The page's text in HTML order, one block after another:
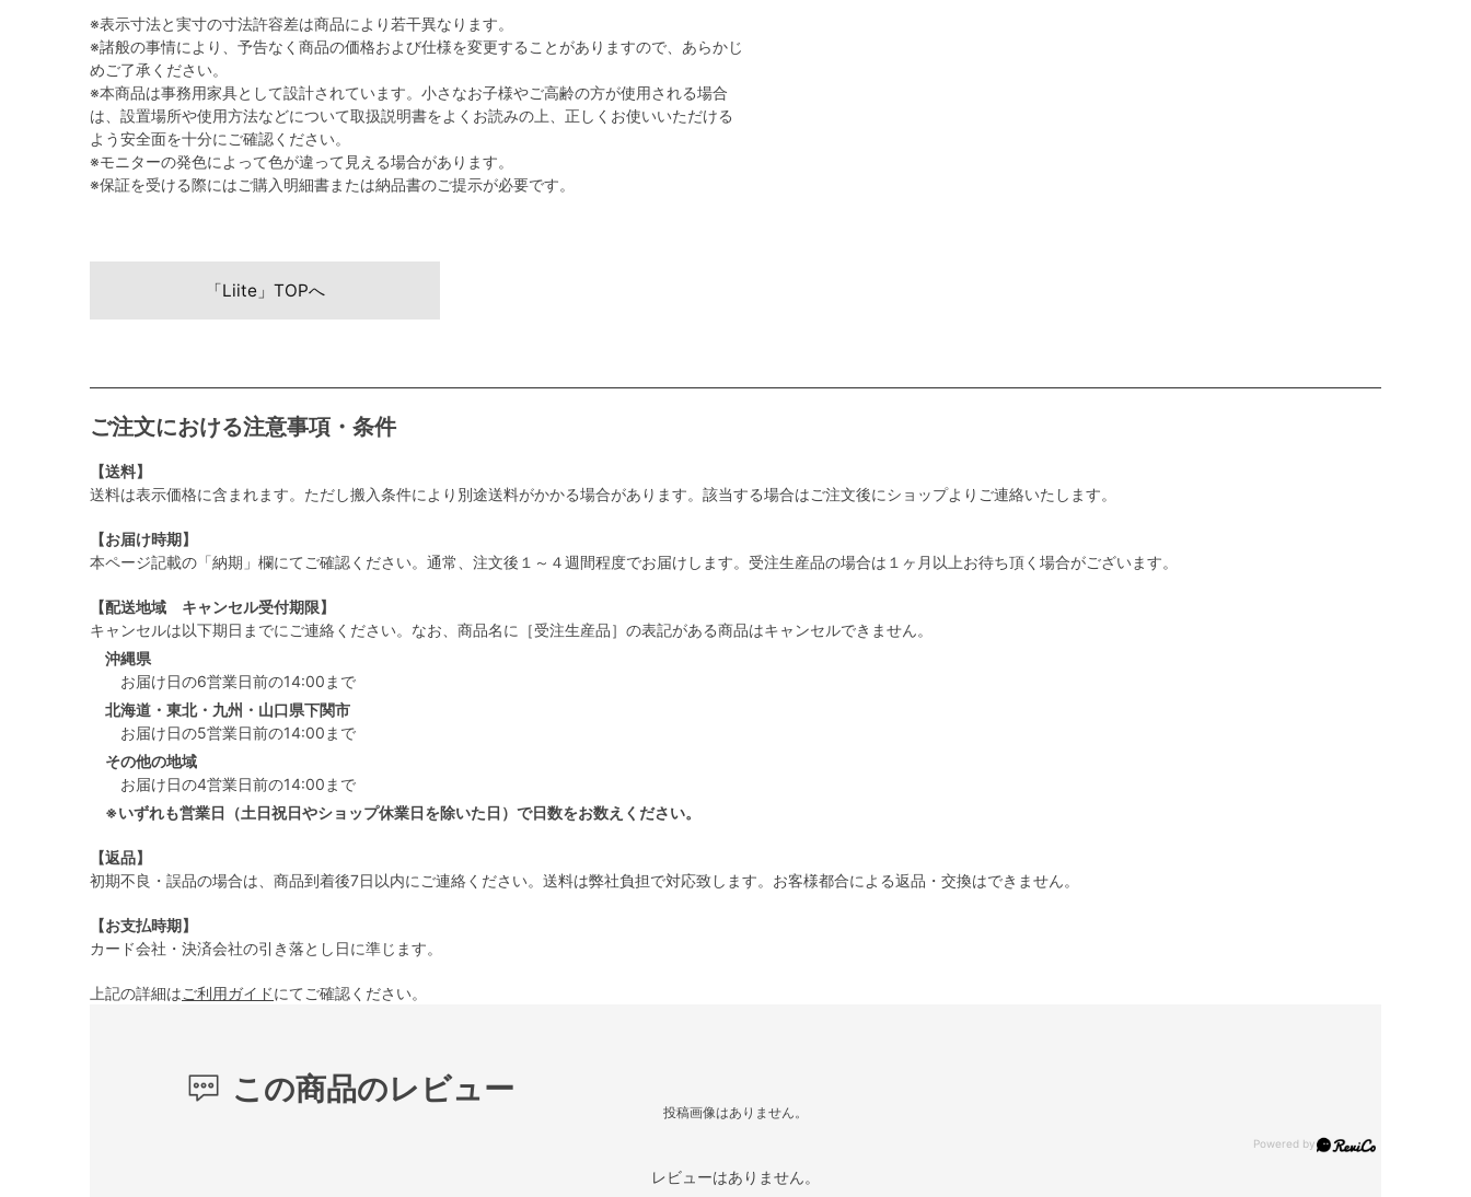
※表示寸法と実寸の寸法許容差は商品により若干異なります。
※諸般の事情により、予告なく商品の価格および仕様を変更することがありますので、あらかじ
めご了承ください。
※本商品は事務用家具として設計されています。小さなお子様やご高齢の方が使用される場合
は、設置場所や使用方法などについて取扱説明書をよくお読みの上、正しくお使いいただける
よう安全面を十分にご確認ください。
※モニターの発色によって色が違って見える場合があります。
※保証を受ける際にはご購入明細書または納品書のご提示が必要です。
「Liite」TOPへ
ご注文における注意事項・条件
【送料】
送料は表示価格に含まれます。ただし搬入条件により別途送料がかかる場合があります。該当する場合はご注文後にショップよりご連絡いたします。
【お届け時期】
本ページ記載の「納期」欄にてご確認ください。通常、注文後１～４週間程度でお届けします。受注生産品の場合は１ヶ月以上お待ち頂く場合がございます。
【配送地域 キャンセル受付期限】
キャンセルは以下期日までにご連絡ください。なお、商品名に［受注生産品］の表記がある商品はキャンセルできません。
沖縄県
お届け日の6営業日前の14:00まで
北海道・東北・九州・山口県下関市
お届け日の5営業日前の14:00まで
その他の地域
お届け日の4営業日前の14:00まで
※いずれも営業日（土日祝日やショップ休業日を除いた日）で日数をお数えください。
【返品】
初期不良・誤品の場合は、商品到着後7日以内にご連絡ください。送料は弊社負担で対応致します。お客様都合による返品・交換はできません。
【お支払時期】
カード会社・決済会社の引き落とし日に準じます。
上記の詳細はご利用ガイドにてご確認ください。
この商品のレビュー
投稿画像はありません。
レビューはありません。